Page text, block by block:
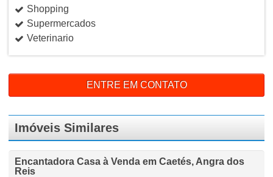
Shopping
Supermercados
Veterinario
ENTRE EM CONTATO
Imóveis Similares
Encantadora Casa à Venda em Caetés, Angra dos
Reis